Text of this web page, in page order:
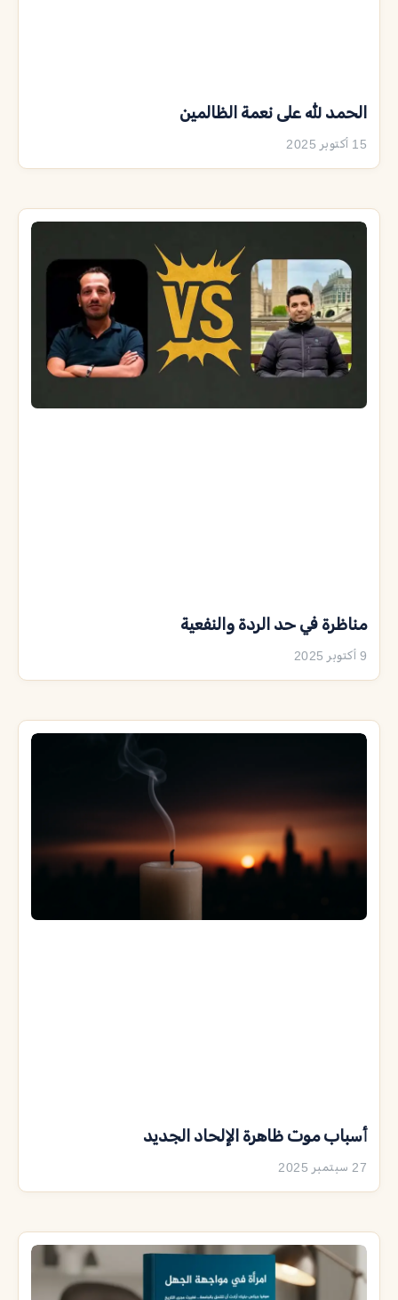
الحمد لله على نعمة الظالمين
15 أكتوبر 2025
مناظرة في حد الردة والنفعية
9 أكتوبر 2025
أسباب موت ظاهرة الإلحاد الجديد
27 سبتمبر 2025